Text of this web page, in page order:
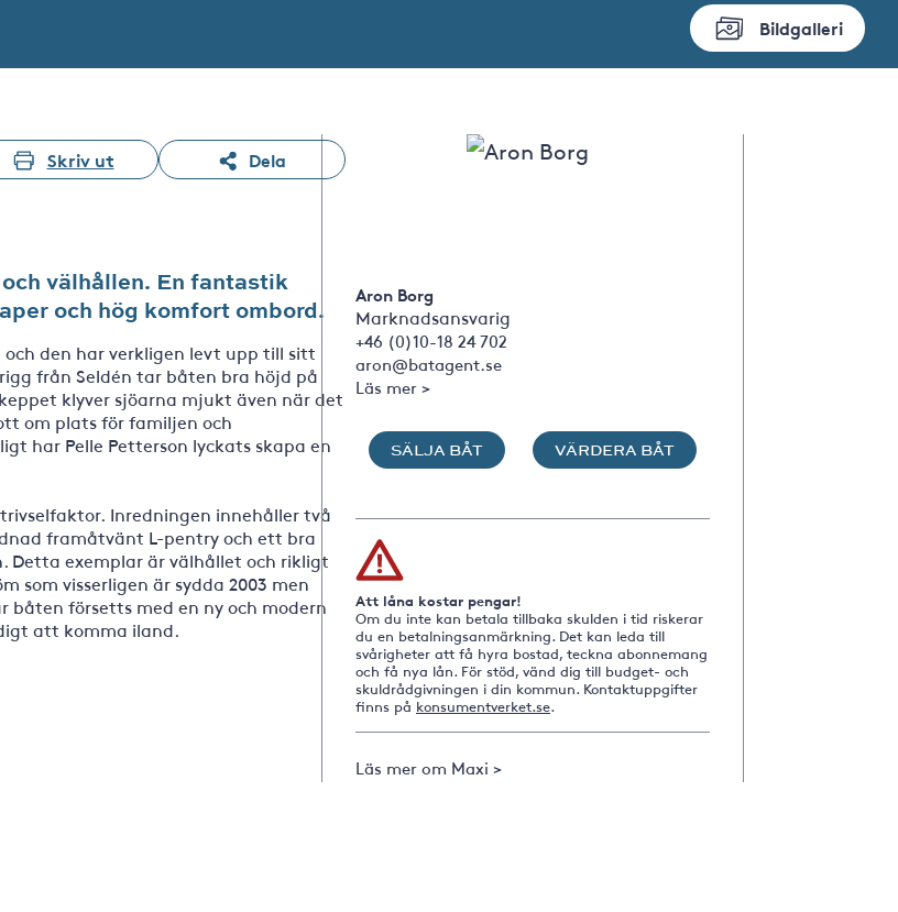
Bildgalleri
Skriv ut Dela
välhållen. En fantastik
och hög komfort ombord.
och den har verkligen levt upp till sitt
från Seldén tar båten bra höjd på
klyver sjöarna mjukt även när det
om plats för familjen och
har Pelle Petterson lyckats skapa en
Inredningen innehåller två
framåtvänt L-pentry och ett bra
exemplar är välhållet och rikligt
som visserligen är sydda 2003 men
båten försetts med en ny och modern
att komma iland.
Aron Borg
Marknadsansvarig
+46 (0)10-18 24 702
aron@batagent.se
Läs mer >
SÄLJA BÅT VÄRDERA BÅT
Att låna kostar pengar!
Om du inte kan betala tillbaka skulden i tid riskerar
du en betalningsanmärkning. Det kan leda till
svårigheter att få hyra bostad, teckna abonnemang
och få nya lån. För stöd, vänd dig till budget- och
skuldrådgivningen i din kommun. Kontaktuppgifter
finns på konsumentverket.se.
Läs mer om Maxi >